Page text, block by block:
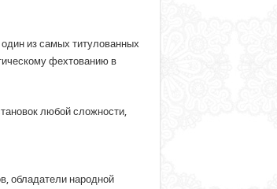
из самых титулованных
фехтованию в
любой сложности,
обладатели народной